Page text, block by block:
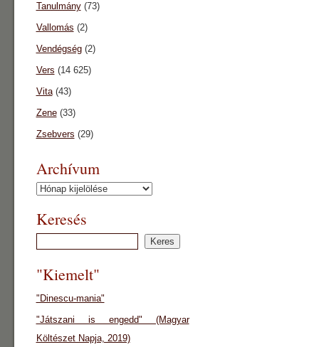
Tanulmány(73)
Vallomás (2)
Vendégség(2)
Vers (14 625)
Vita(43)
Zene(33)
Zsebvers (29)
Archívum
Archívum
Keresés
"Kiemelt"
"Dinescu-mania"
"Játszani is engedd" (Magyar
Költészet Napja, 2019)